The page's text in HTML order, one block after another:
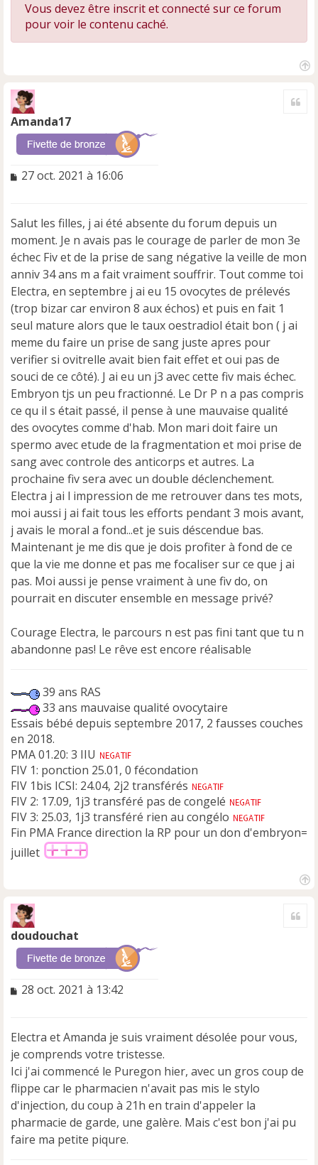
Vous devez être inscrit et connecté sur ce forum
pour voir le contenu caché.
Amanda17
M
a
g
e
n
o
n
l
u
27 oct. 2021 à 16:06
Salut les filles, j ai été absente du forum depuis un
moment. Je n avais pas le courage de parler de mon 3e
échec Fiv et de la prise de sang négative la veille de mon
anniv 34 ans m a fait vraiment souffrir. Tout comme toi
Electra, en septembre j ai eu 15 ovocytes de prélevés
(trop bizar car environ 8 aux échos) et puis en fait 1
seul mature alors que le taux oestradiol était bon ( j ai
meme du faire un prise de sang juste apres pour
verifier si ovitrelle avait bien fait effet et oui pas de
souci de ce côté). J ai eu un j3 avec cette fiv mais échec.
Embryon tjs un peu fractionné. Le Dr P n a pas compris
ce qu il s était passé, il pense à une mauvaise qualité
des ovocytes comme d'hab. Mon mari doit faire un
spermo avec etude de la fragmentation et moi prise de
sang avec controle des anticorps et autres. La
prochaine fiv sera avec un double déclenchement.
Electra j ai l impression de me retrouver dans tes mots,
moi aussi j ai fait tous les efforts pendant 3 mois avant,
j avais le moral a fond...et je suis déscendue bas.
Maintenant je me dis que je dois profiter à fond de ce
que la vie me donne et pas me focaliser sur ce que j ai
pas. Moi aussi je pense vraiment à une fiv do, on
pourrait en discuter ensemble en message privé?
Courage Electra, le parcours n est pas fini tant que tu n
abandonne pas! Le rêve est encore réalisable
39 ans RAS
33 ans mauvaise qualité ovocytaire
Essais bébé depuis septembre 2017, 2 fausses couches
en 2018.
PMA 01.20: 3 IIU
FIV 1: ponction 25.01, 0 fécondation
FIV 1bis ICSI: 24.04, 2j2 transférés
FIV 2: 17.09, 1j3 transféré pas de congelé
FIV 3: 25.03, 1j3 transféré rien au congélo
Fin PMA France direction la RP pour un don d'embryon=
juillet
doudouchat
M
s
a
g
e
n
o
n
l
u
28 oct. 2021 à 13:42
Electra et Amanda je suis vraiment désolée pour vous,
je comprends votre tristesse.
Ici j'ai commencé le Puregon hier, avec un gros coup de
flippe car le pharmacien n'avait pas mis le stylo
d'injection, du coup à 21h en train d'appeler la
pharmacie de garde, une galère. Mais c'est bon j'ai pu
faire ma petite piqure.